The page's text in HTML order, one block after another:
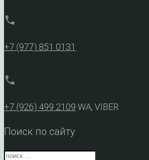
phone
+7 (977) 851 0131
phone
+7 (926) 499 2109 WA, VIBER
Поиск по сайту